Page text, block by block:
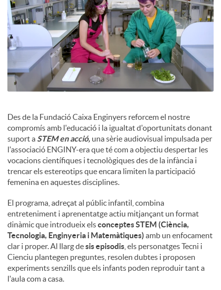
x
e
s
S
o
c
i
a
l
Des de la Fundació Caixa Enginyers reforcem el nostre
compromís amb l'educació i la igualtat d'oportunitats donant
suport aSTEM en acció, una sèrie audiovisual impulsada per
l'associació ENGINY-era que té com a objectiu despertar les
vocacions científiques i tecnològiques des de la infància i
trencar els estereotips que encara limiten la participació
femenina en aquestes disciplines.
El programa, adreçat al públic infantil, combina
entreteniment i aprenentatge actiu mitjançant un format
dinàmic que introdueix elsconceptes STEM (Ciència,
Tecnologia, Enginyeria i Matemàtiques) amb un enfocament
clar i proper. Al llarg desis episodis , els personatges Tecni i
Cienciu plantegen preguntes, resolen dubtes i proposen
experiments senzills que els infants poden reproduir tant a
l'aula com a casa.